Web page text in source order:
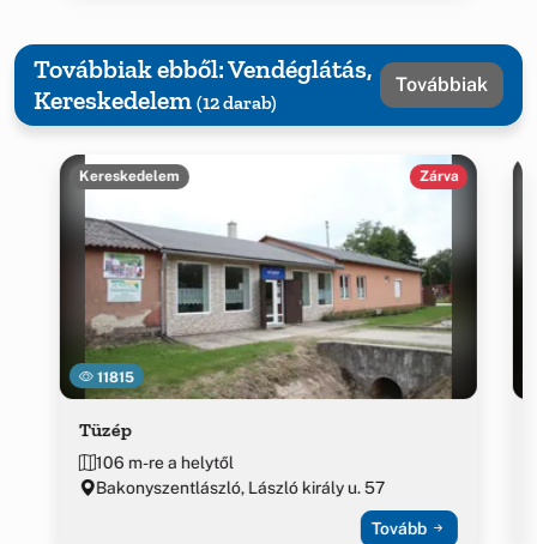
Továbbiak ebből: Vendéglátás,
Kereskedelem (12 darab)
Továbbiak
11815
Kereskedelem Zárva
Tüzép
106 m-re a helytől
Bakonyszentlászló, László király u. 57
Tovább